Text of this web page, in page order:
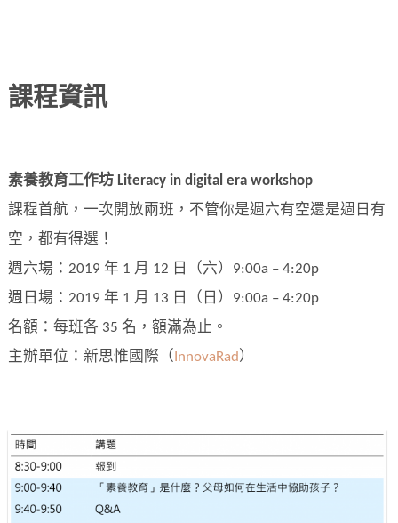
課程資訊
素養教育工作坊 Literacy in digital era workshop
課程首航，一次開放兩班，不管你是週六有空還是週日有
空，都有得選！
週六場：2019 年 1 月 12 日（六）9:00a – 4:20p
週日場：2019 年 1 月 13 日（日）9:00a – 4:20p
名額：每班各 35 名，額滿為止。
主辦單位：新思惟國際（ InnovaRad）